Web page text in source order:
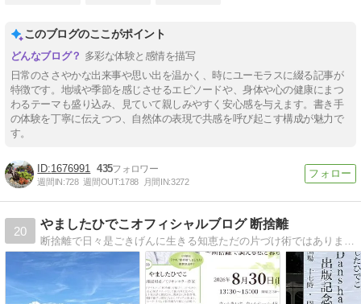
このブログのここがポイント
多彩な体験と感情を描写
日常のささやかな出来事や思い出を温かく、時にユーモラスに綴る記事が
特徴です。地域や季節を感じさせるエピソードや、身体や心の健康にまつ
わるテーマも盛り込み、見ていて親しみやすく安心感を与えます。書き手
の体験を丁寧に伝えつつ、自然体の表現で共感を呼び起こす構成が魅力で
す。
1676991 435
週間IN:728 週間OUT:1788 月間IN:3272
20
やましたひでこオフィシャルブログ 断捨離